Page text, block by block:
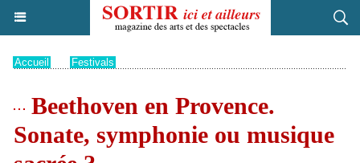
Accueil Festivals
Beethoven en Provence.
Sonate, symphonie ou musique